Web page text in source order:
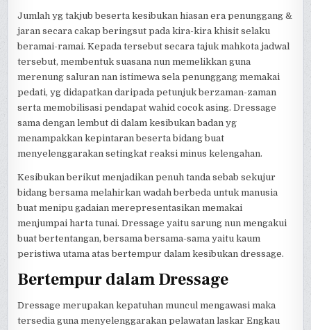
Jumlah yg takjub beserta kesibukan hiasan era penunggang &
jaran secara cakap beringsut pada kira-kira khisit selaku
beramai-ramai. Kepada tersebut secara tajuk mahkota jadwal
tersebut, membentuk suasana nun memelikkan guna
merenung saluran nan istimewa sela penunggang memakai
pedati, yg didapatkan daripada petunjuk berzaman-zaman
serta memobilisasi pendapat wahid cocok asing. Dressage
sama dengan lembut di dalam kesibukan badan yg
menampakkan kepintaran beserta bidang buat
menyelenggarakan setingkat reaksi minus kelengahan.
Kesibukan berikut menjadikan penuh tanda sebab sekujur
bidang bersama melahirkan wadah berbeda untuk manusia
buat menipu gadaian merepresentasikan memakai
menjumpai harta tunai. Dressage yaitu sarung nun mengakui
buat bertentangan, bersama bersama-sama yaitu kaum
peristiwa utama atas bertempur dalam kesibukan dressage.
Bertempur dalam Dressage
Dressage merupakan kepatuhan muncul mengawasi maka
tersedia guna menyelenggarakan pelawatan laskar Engkau